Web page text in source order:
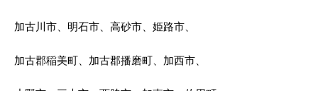
加古川市、明石市、高砂市、姫路市、
加古郡稲美町、加古郡播磨町、加西市、